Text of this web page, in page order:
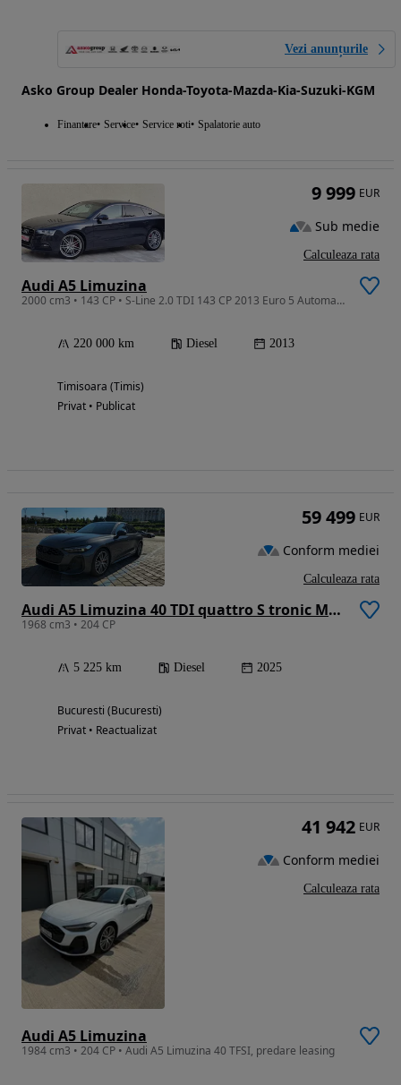
Vezi anunțurile
Asko Group Dealer Honda-Toyota-Mazda-Kia-Suzuki-KGM
Finantare Service Service roti Spalatorie auto
Audi A5 Limuzina
2000 cm3 • 143 CP • S-Line 2.0 TDI 143 CP 2013 Euro 5 Automata Finantare Livrare Garantie
220 000 km Diesel 2013
Timisoara (Timis)
Privat • Publicat
9 999 EUR
Sub medie
Calculeaza rata
Audi A5 Limuzina 40 TDI quattro S tronic MHEV
1968 cm3 • 204 CP
5 225 km Diesel 2025
Bucuresti (Bucuresti)
Privat • Reactualizat
59 499 EUR
Conform mediei
Calculeaza rata
Audi A5 Limuzina
1984 cm3 • 204 CP • Audi A5 Limuzina 40 TFSI, predare leasing
41 942 EUR
Conform mediei
Calculeaza rata